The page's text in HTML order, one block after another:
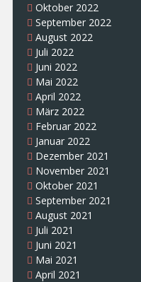
Oktober 2022
September 2022
August 2022
Juli 2022
Juni 2022
Mai 2022
April 2022
März 2022
Februar 2022
Januar 2022
Dezember 2021
November 2021
Oktober 2021
September 2021
August 2021
Juli 2021
Juni 2021
Mai 2021
April 2021